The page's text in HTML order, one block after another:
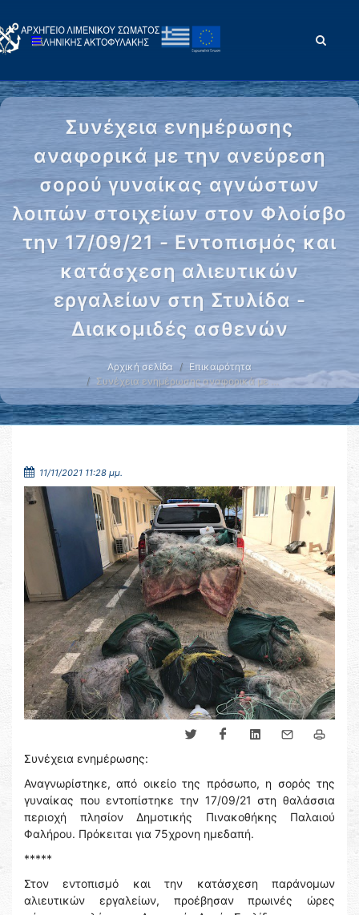
Συνέχεια ενημέρωσης
αναφορικά με την ανεύρεση
σορού γυναίκας αγνώστων
λοιπών στοιχείων στον Φλοίσβο
την 17/09/21 - Εντοπισμός και
κατάσχεση αλιευτικών
εργαλείων στη Στυλίδα -
Διακομιδές ασθενών
Αρχική σελίδα
Επικαιρότητα
Συνέχεια ενημέρωσης αναφορικά με …
11/11/2021 11:28 μμ.
Συνέχεια ενημέρωσης:
Αναγνωρίστηκε, από οικείο της πρόσωπο, η σορός της
γυναίκας που εντοπίστηκε την 17/09/21 στη θαλάσσια
περιοχή πλησίον Δημοτικής Πινακοθήκης Παλαιού
Φαλήρου. Πρόκειται για 75χρονη ημεδαπή.
*****
Στον εντοπισμό και την κατάσχεση παράνομων
αλιευτικών εργαλείων, προέβησαν πρωινές ώρες